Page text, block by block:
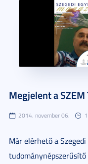
Megjelent a
2014. november 06.
Már elérhető a